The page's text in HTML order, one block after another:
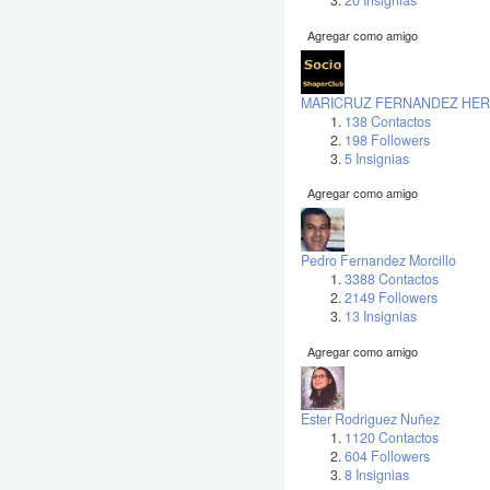
Agregar como amigo
MARICRUZ FERNANDEZ
138 Contactos
198 Followers
5 Insignias
Agregar como amigo
Pedro Fernandez Morcillo
3388 Contactos
2149 Followers
13 Insignias
Agregar como amigo
Ester Rodriguez Nuñez
1120 Contactos
604 Followers
8 Insignias